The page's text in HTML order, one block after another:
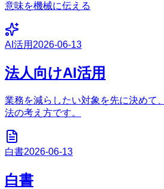
意味を機械に伝える
AI活用2026-06-13
法人向けAI活用
業務を減らしたい対象を先に決めて
法の考え方です。
白書2026-06-13
白書